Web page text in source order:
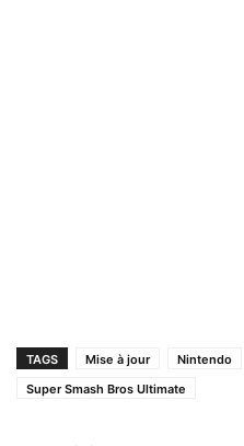
TAGS Mise à jour Nintendo
Super Smash Bros Ultimate